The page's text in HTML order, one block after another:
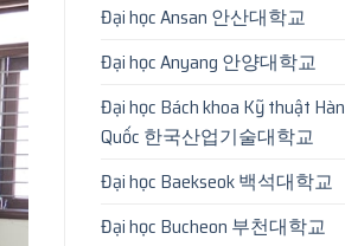
Đại học Ansan 안산대학교
Đại học Anyang 안양대학교
Đại học Bách khoa Kỹ thuật Hàn
Quốc 한국산업기술대학교
Đại học Baekseok 백석대학교
Đại học Bucheon 부천대학교